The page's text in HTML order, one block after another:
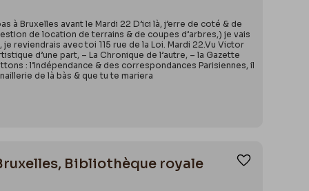
à Bruxelles avant le Mardi 22 D’ici là, j’erre de coté & de
de location de terrains & de coupes d’arbres,) je vais
reviendrais avec toi 115 rue de la Loi. Mardi 22.Vu Victor
d’une part, – La Chronique de l’autre, – la Gazette
: l’Indépendance & des correspondances Parisiennes, il
de là bàs & que tu te mariera
Bibliothèque royale
Ajouter